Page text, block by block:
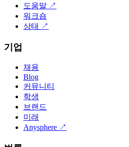
도움말 ↗
워크숍
상태 ↗
기업
채용
Blog
커뮤니티
학생
브랜드
미래
Anysphere ↗